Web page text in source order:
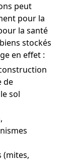
peut
pour la
la santé
stockés
en effet :
de
sol
(mites,